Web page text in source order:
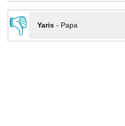
👎
Yaris- Papa